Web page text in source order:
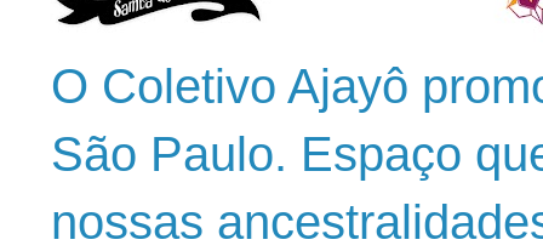
O Coletivo Ajayô
São Paulo. Espaço
nossas